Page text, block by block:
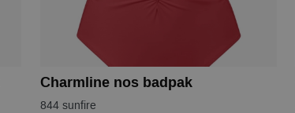
Charmline nos badpak
844 sunfire